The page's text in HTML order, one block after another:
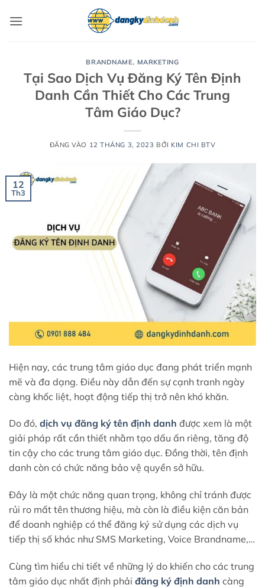
qua
BRANDNAME, MARKETING
Tại Sao Dịch Vụ Đăng Ký Tên Định
Danh Cần Thiết Cho Các Trung
Tâm Giáo Dục?
ĐĂNG VÀO 12 THÁNG 3, 2023 BỞI KIM CHI BTV
12
Th3
Hiện nay, các trung tâm giáo dục đang phát triển mạnh
mẽ và đa dạng. Điều này dẫn đến sự cạnh tranh ngày
càng khốc liệt, hoạt động tiếp thị trở nên khó khăn.
Do đó, dịch vụ đăng ký tên định danh được xem là một
giải pháp rất cần thiết nhằm tạo dấu ấn riêng, tăng độ
tin cậy cho các trung tâm giáo dục. Đồng thời, tên định
danh còn có chức năng bảo vệ quyền sở hữu.
Đây là một chức năng quan trọng, không chỉ tránh được
rủi ro mất tên thương hiệu, mà còn là điều kiện căn bản
để doanh nghiệp có thể đăng ký sử dụng các dịch vụ
tiếp thị số khác như SMS Marketing, Voice Brandname,…
Cùng tìm hiểu chi tiết về những lý do khiến cho các trung
tâm giáo dục nhất định phải đăng ký định danh càng